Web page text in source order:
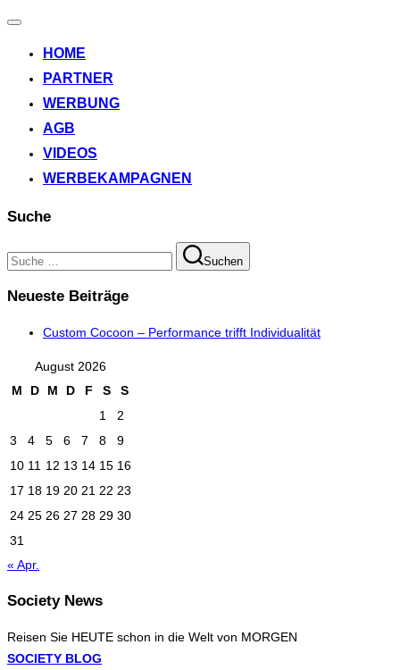
Navigation
HOME
PARTNER
WERBUNG
AGB
VIDEOS
WERBEKAMPAGNEN
Suche
Suchen
nach:
Suchen
Neueste Beiträge
Custom Cocoon – Performance trifft Individualität
August 2026
M
D M D F S
S
1
2
3
4 5 6 7 8
9
10 11 12 13 14 15 16
17 18 19 20 21 22 23
24 25 26 27 28 29 30
31
« Apr.
Society News
Reisen Sie HEUTE schon in die Welt von MORGEN
Zum
SOCIETY BLOG